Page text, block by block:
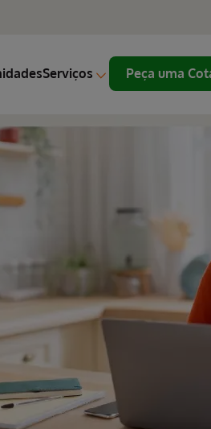
Serviços Peça uma